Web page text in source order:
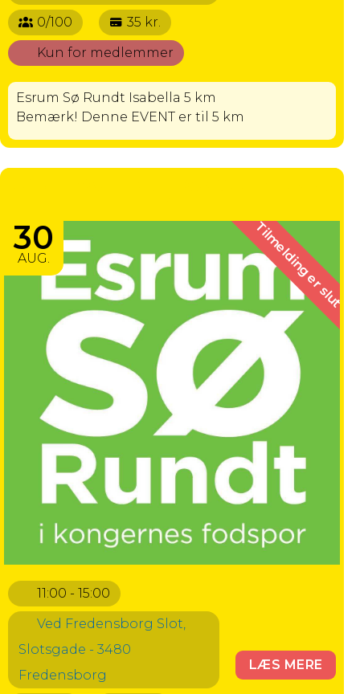
0/100
35 kr.
Kun for medlemmer
Esrum Sø Rundt Isabella 5 km
Bemærk! Denne EVENT er til 5 km
30
AUG. Tilmelding er slut
11:00 - 15:00
Ved Fredensborg Slot,
Slotsgade - 3480
Fredensborg
LÆS MERE